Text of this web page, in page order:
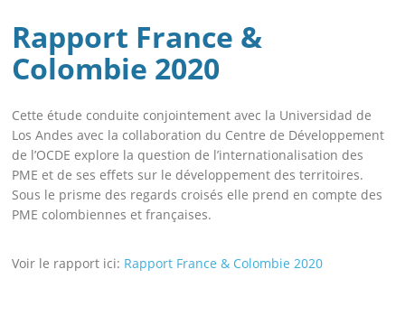
Rapport France &
Colombie 2020
Cette étude conduite conjointement avec la Universidad de
Los Andes avec la collaboration du Centre de Développement
de l’OCDE explore la question de l’internationalisation des
PME et de ses effets sur le développement des territoires.
Sous le prisme des regards croisés elle prend en compte des
PME colombiennes et françaises.
Voir le rapport ici: Rapport France & Colombie 2020